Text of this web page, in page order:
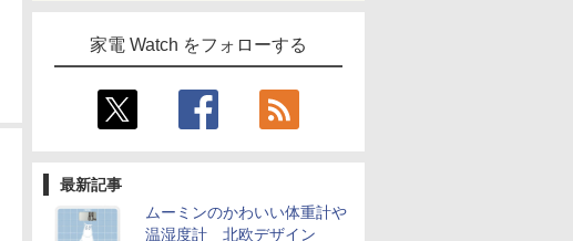
家電 Watch をフォローする
最新記事
ムーミンのかわいい体重計や
温湿度計 北欧デザイン